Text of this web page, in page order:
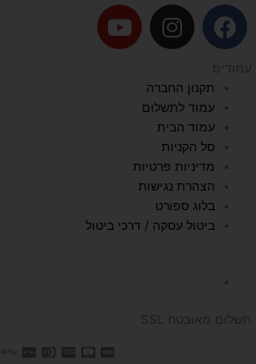
F
a
c
e
b
o
o
k
I
n
t
a
g
r
a
m
Y
o
עמודים
תקנון החברה
עמוד לתשלום
עמוד הבית
סל הקניות
מדיניות פרטיות
הצהרת נגישות
בלוג ספורט
ביטול עסקה / דרכי ביטול
תשלום מאובטח SSL